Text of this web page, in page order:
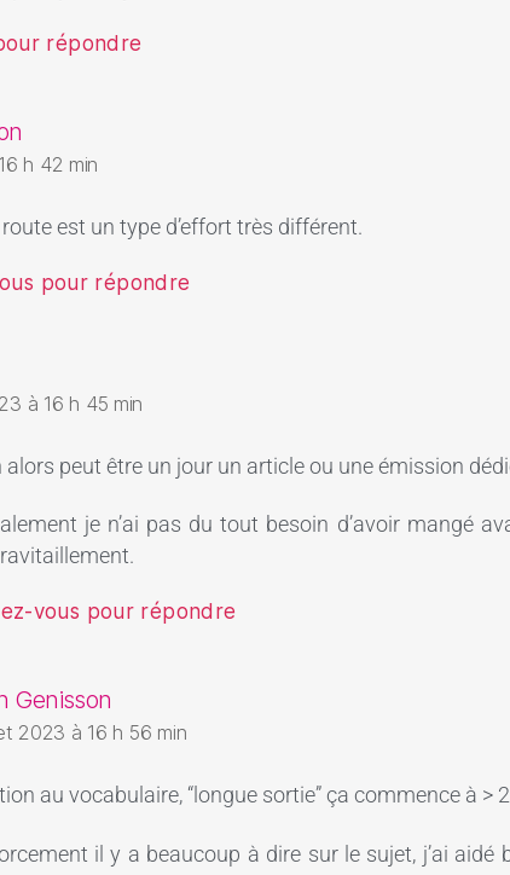
répondre
h 42 min
est un type d’effort très différent.
pour répondre
à 16 h 45 min
alors peut être un jour un article ou une émission
je n’ai pas du tout besoin d’avoir mangé
vous pour répondre
Genisson
2023 à 16 h 56 min
au vocabulaire, “longue sortie” ça commence à >
il y a beaucoup à dire sur le sujet, j’ai aidé